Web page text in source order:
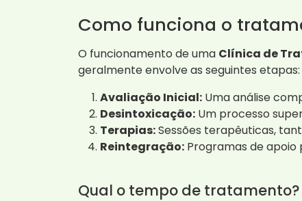
Como funciona o
O funcionamento de uma Clínica de
geralmente envolve as seguintes etapas:
Avaliação Inicial: Uma análise
Desintoxicação: Um processo
Terapias:Sessões terapêuticas,
Reintegração: Programas de
Qual o tempo de tratamento?